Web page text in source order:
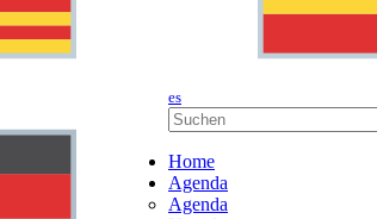
es
Home
Agenda
Agenda